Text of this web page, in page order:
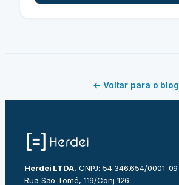
← Voltar para o blog
Herdei LTDA. CNPJ: 54.346.654/0001-09
Rua São Tomé, 119/Conj 126